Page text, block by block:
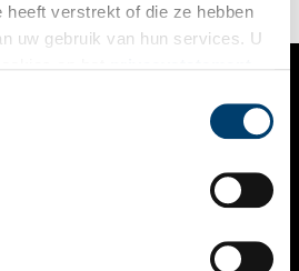
heeft verstrekt of die ze hebben
uw gebruik van hun services. U